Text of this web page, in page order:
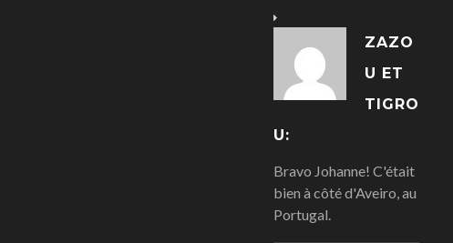
ZAZO
U ET
TIGRO
U:
Bravo Johanne! C'était
bien à côté d'Aveiro, au
Portugal.